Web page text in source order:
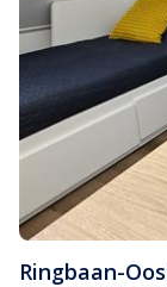
Ringbaan-